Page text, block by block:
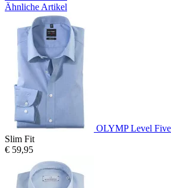
Ähnliche Artikel
OLYMP Level
Slim Fit
€ 59,95